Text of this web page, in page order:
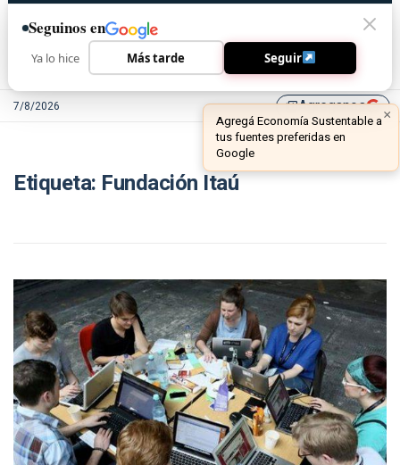
7/8/2026 library_addAgreganos ×
Agregá Economía Sustentable a
tus fuentes preferidas en
Google
Etiqueta: Fundación Itaú
Seguinos en
Ya lo hice Más tarde Seguir